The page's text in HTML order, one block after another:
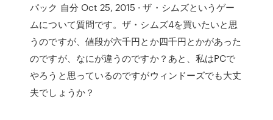
パック 自分 Oct 25, 2015 · ザ・シムズというゲー
ムについて質問です。ザ・シムズ4を買いたいと思
うのですが、値段が六千円とか四千円とかがあった
のですが、なにが違うのですか？あと、私はPCで
やろうと思っているのですがウィンドーズでも大丈
夫でしょうか？